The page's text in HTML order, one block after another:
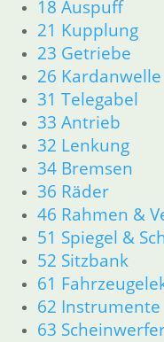
18 Auspuff
21 Kupplung
23 Getriebe
26 Kardanwelle
31 Telegabel
33 Antrieb
32 Lenkung
34 Bremsen
36 Räder
46 Rahmen &
51 Spiegel &
52 Sitzbank
61
62 Instrumente
63
23 Getriebe
26 Kardanwelle
31 Telegabel
33 Antrieb
32 Lenkung
34 Bremsen
36 Räder
46 Rahmen &
51 Spiegel & Schlösser
52 Sitzbank
61 Fahrzeugelektrik
62 Instrumente
63 Scheinwerfer